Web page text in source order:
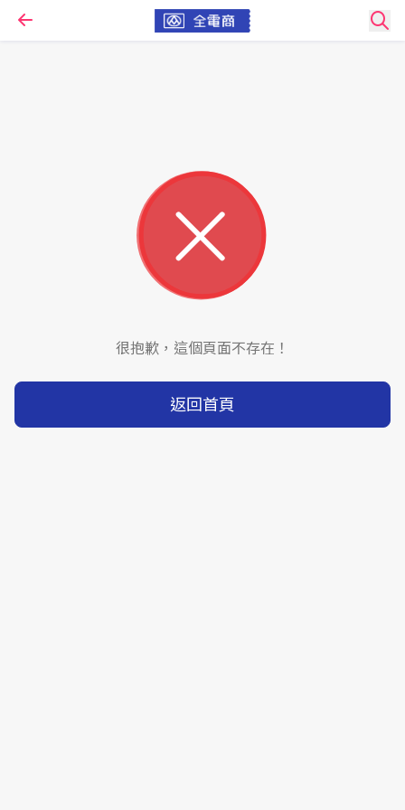
很抱歉，這個頁面不存在！
返回首頁